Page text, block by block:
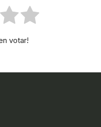
votar!